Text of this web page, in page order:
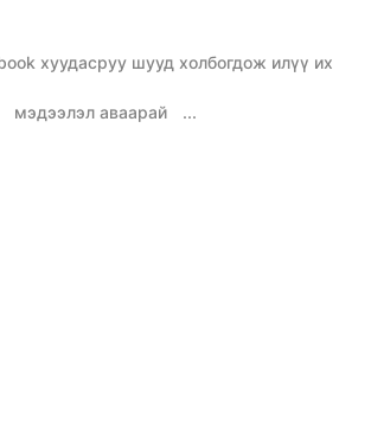
хуудасруу шууд холбогдож илүү их
мэдээлэл аваарай ...